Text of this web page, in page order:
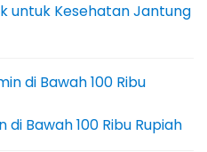
untuk Kesehatan Jantung
Bawah 100 Ribu Rupiah